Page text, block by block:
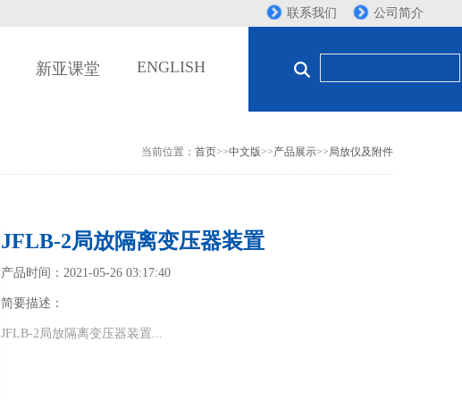
公司简介
联系我们
新亚课堂 ENGLISH
当前位置： 首页>>中文版>>产品展示>>局放仪及附件
JFLB-2局放隔离变压器装置
产品时间：2021-05-26 03:17:40
简要描述：
JFLB-2局放隔离变压器装置...